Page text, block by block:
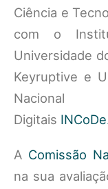
Ciência e
com o
Universidade
Keyruptive e
Nacional
Digitais
A Comissão
na sua